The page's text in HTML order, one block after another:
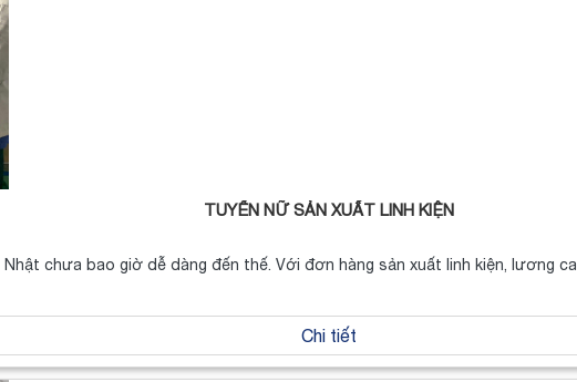
TUYỂN NỮ SẢN XUẤT LINH KIỆN
Nhật chưa bao giờ dễ dàng đến thế. Với đơn hàng sản xuất linh kiện, lương
Chi tiết